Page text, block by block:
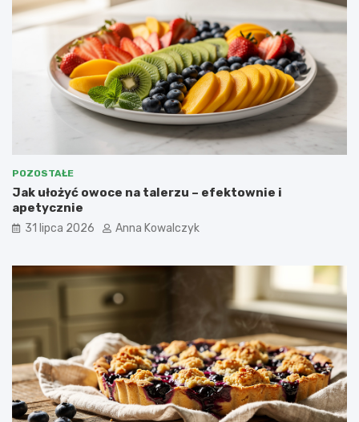
POZOSTAŁE
Jak ułożyć owoce na talerzu – efektownie i
apetycznie
31 lipca 2026 Anna Kowalczyk